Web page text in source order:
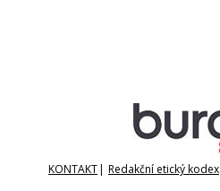
KONTAKT| Redakční etický kodex